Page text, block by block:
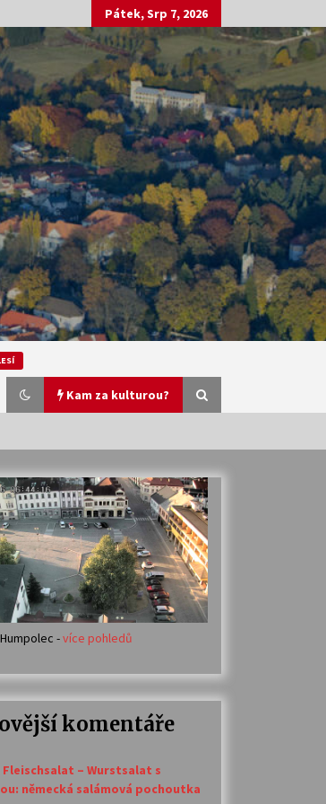
Pátek, Srp 7, 2026
Kam za kulturou?
Veselí muzikanti
30. 7. 2026
Votavžatský ploty
23. 7. 2026
14. 7. 2026
30. 6. 2026
-více pohledů
komentáře
Fleischsalat – Wurstsalat s
německá salámová pochoutka